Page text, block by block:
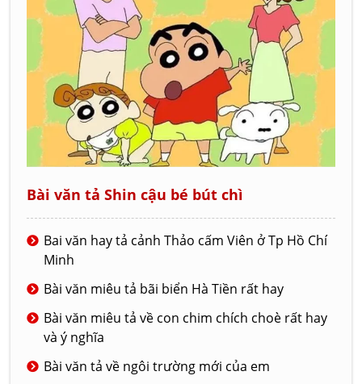
Bài văn tả Shin cậu bé bút chì
Bai văn hay tả cảnh Thảo cấm Viên ở Tp Hồ Chí
Minh
Bài văn miêu tả bãi biển Hà Tiền rất hay
Bài văn miêu tả về con chim chích choè rất hay
và ý nghĩa
Bài văn tả về ngôi trường mới của em